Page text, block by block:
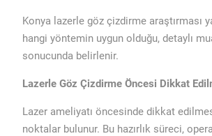
Konya lazerle göz çizdirme araştırması
hangi yöntemin uygun olduğu, detaylı
sonucunda belirlenir.
Lazerle Göz Çizdirme Öncesi Dikkat
Lazer ameliyatı öncesinde dikkat
noktalar bulunur. Bu hazırlık süreci,